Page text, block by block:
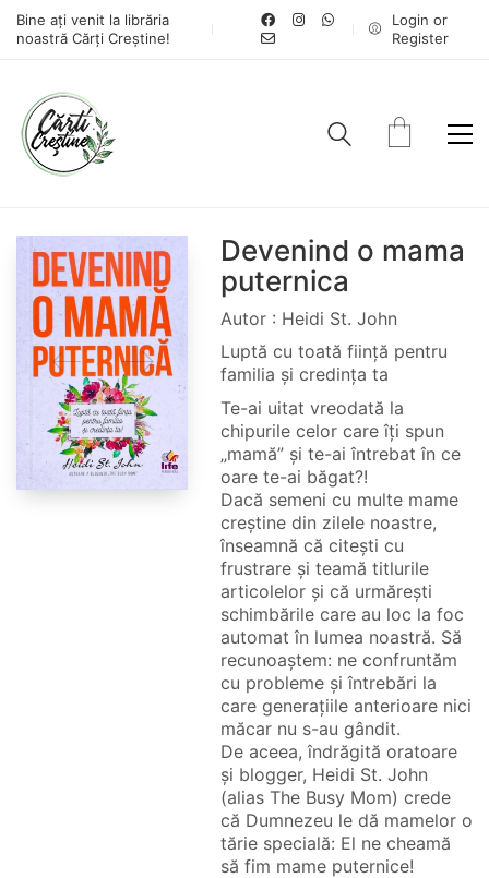
Bine ați venit la librăria
noastră Cărți Creștine!
Login or
Register
Devenind o mama
puternica
Autor : Heidi St. John
Luptă cu toată ființă pentru
familia și credința ta
Te-ai uitat vreodată la
chipurile celor care îți spun
„mamă” și te-ai întrebat în ce
oare te-ai băgat?!
Dacă semeni cu multe mame
creștine din zilele noastre,
înseamnă că citești cu
frustrare și teamă titlurile
articolelor și că urmărești
schimbările care au loc la foc
automat în lumea noastră. Să
recunoaștem: ne confruntăm
cu probleme și întrebări la
care generațiile anterioare nici
măcar nu s-au gândit.
De aceea, îndrăgită oratoare
și blogger, Heidi St. John
(alias The Busy Mom) crede
că Dumnezeu le dă mamelor o
tărie specială: El ne cheamă
să fim mame puternice!